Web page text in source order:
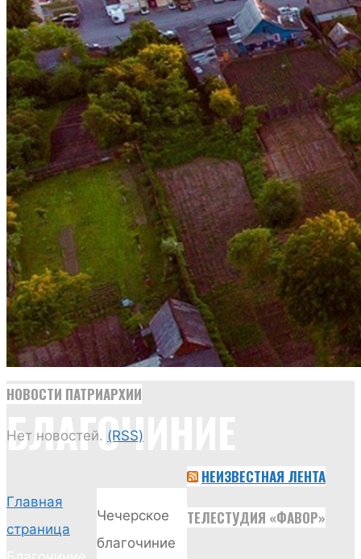
КОНТАКТЫ
ЕПАРХИЯ
ЦЕРКОВЬ
ПАТРИАРХ
МИТРОПОЛИТ
ПРАВЯЩИЙ АРХИЕРЕЙ
ИСКАТЬ:
Искать: Искать:
БЛАГОЧИНИЕ
Главная
страница
Чечерское
благочиние
НОВОСТИ ПАТРИАРХИИ
Нет новостей. (RSS)
НЕИЗВЕСТНАЯ ЛЕНТА
ТЕЛЕСТУДИЯ «ФАВОР»